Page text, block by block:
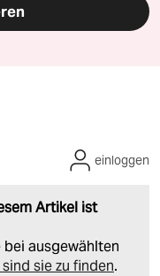
Artikel ist
ausgewählten
sie zu finden.
einloggen